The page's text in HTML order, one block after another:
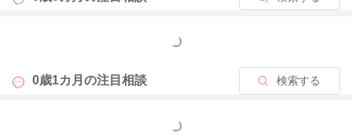
もっと見る
0歳1カ月の注目相談 検索する
もっと見る